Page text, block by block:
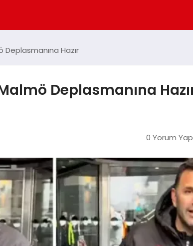
Hazır
Deplasmanına
0 Yorum